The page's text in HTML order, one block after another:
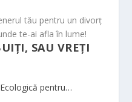
tău pentru un divorț
te-ai afla în lume!
SAU VREȚI
pentru…